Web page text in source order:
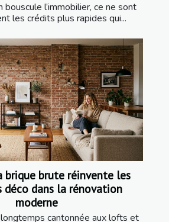
bouscule l’immobilier, ce ne sont
les crédits plus rapides qui...
brique brute réinvente les
déco dans la rénovation
moderne
cantonnée aux lofts et